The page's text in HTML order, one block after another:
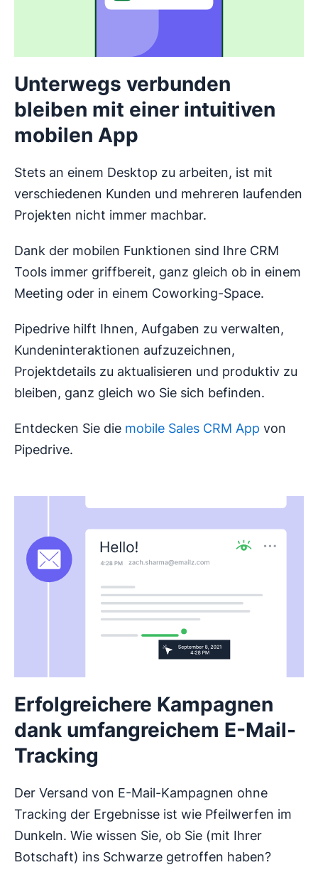
Unterwegs verbunden
bleiben mit einer intuitiven
mobilen App
Stets an einem Desktop zu arbeiten, ist mit
verschiedenen Kunden und mehreren laufenden
Projekten nicht immer machbar.
Dank der mobilen Funktionen sind Ihre CRM
Tools immer griffbereit, ganz gleich ob in einem
Meeting oder in einem Coworking-Space.
Pipedrive hilft Ihnen, Aufgaben zu verwalten,
Kundeninteraktionen aufzuzeichnen,
Projektdetails zu aktualisieren und produktiv zu
bleiben, ganz gleich wo Sie sich befinden.
Entdecken Sie die mobile Sales CRM App von
Pipedrive.
Erfolgreichere Kampagnen
dank umfangreichem E-Mail-
Tracking
Der Versand von E-Mail-Kampagnen ohne
Tracking der Ergebnisse ist wie Pfeilwerfen im
Dunkeln. Wie wissen Sie, ob Sie (mit Ihrer
Botschaft) ins Schwarze getroffen haben?